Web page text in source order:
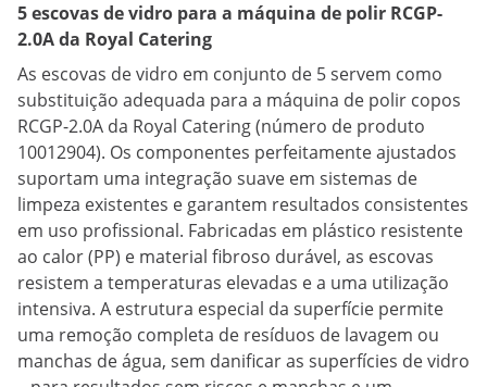
5 escovas de vidro para a máquina de polir RCGP-
2.0A da Royal Catering
As escovas de vidro em conjunto de 5 servem como
substituição adequada para a máquina de polir copos
RCGP-2.0A da Royal Catering (número de produto
10012904). Os componentes perfeitamente ajustados
suportam uma integração suave em sistemas de
limpeza existentes e garantem resultados consistentes
em uso profissional. Fabricadas em plástico resistente
ao calor (PP) e material fibroso durável, as escovas
resistem a temperaturas elevadas e a uma utilização
intensiva. A estrutura especial da superfície permite
uma remoção completa de resíduos de lavagem ou
manchas de água, sem danificar as superfícies de vidro